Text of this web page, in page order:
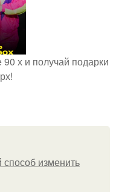
х и получай подарки
способ изменить